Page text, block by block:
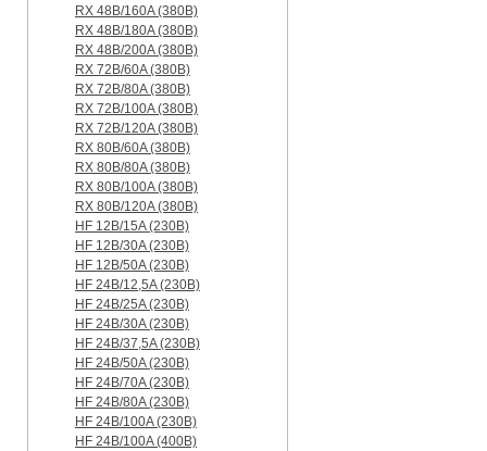
RX 48B/160A (380B)
RX 48B/180A (380B)
RX 48B/200A (380B)
RX 72B/60A (380B)
RX 72B/80A (380B)
RX 72B/100A (380B)
RX 72B/120A (380B)
RX 80B/60A (380B)
RX 80B/80A (380B)
RX 80B/100A (380B)
RX 80B/120A (380B)
HF 12B/15A (230B)
HF 12B/30A (230B)
HF 12B/50A (230B)
HF 24B/12,5A (230B)
HF 24B/25A (230B)
HF 24B/30A (230B)
HF 24B/37,5A (230B)
HF 24B/50A (230B)
HF 24B/70A (230B)
HF 24B/80A (230B)
HF 24B/100A (230B)
HF 24B/100A (400B)